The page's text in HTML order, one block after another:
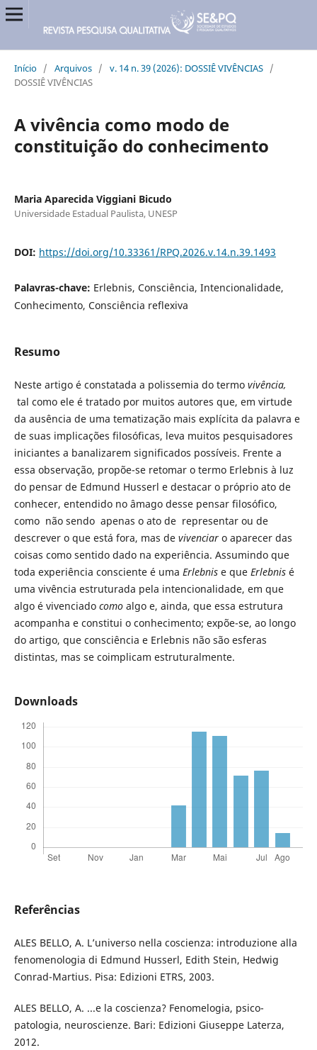
Início / Arquivos / v. 14 n. 39 (2026): DOSSIÊ VIVÊNCIAS /
DOSSIÊ VIVÊNCIAS
A vivência como modo de
constituição do conhecimento
Maria Aparecida Viggiani Bicudo
Universidade Estadual Paulista, UNESP
DOI: https://doi.org/10.33361/RPQ.2026.v.14.n.39.1493
Palavras-chave: Erlebnis, Consciência, Intencionalidade,
Conhecimento, Consciência reflexiva
Resumo
Neste artigo é constatada a polissemia do termo vivência,
tal como ele é tratado por muitos autores que, em virtude
da ausência de uma tematização mais explícita da palavra e
de suas implicações filosóficas, leva muitos pesquisadores
iniciantes a banalizarem significados possíveis. Frente a
essa observação, propõe-se retomar o termo Erlebnis à luz
do pensar de Edmund Husserl e destacar o próprio ato de
conhecer, entendido no âmago desse pensar filosófico,
como não sendo apenas o ato de representar ou de
descrever o que está fora, mas de vivenciar o aparecer das
coisas como sentido dado na experiência. Assumindo que
toda experiência consciente é uma Erlebnis e que Erlebnis é
uma vivência estruturada pela intencionalidade, em que
algo é vivenciado como algo e, ainda, que essa estrutura
acompanha e constitui o conhecimento; expõe-se, ao longo
do artigo, que consciência e Erlebnis não são esferas
distintas, mas se coimplicam estruturalmente.
Downloads
Referências
ALES BELLO, A. L’universo nella coscienza: introduzione alla
fenomenologia di Edmund Husserl, Edith Stein, Hedwig
Conrad-Martius. Pisa: Edizioni ETRS, 2003.
ALES BELLO, A. ...e la coscienza? Fenomelogia, psico-
patologia, neuroscienze. Bari: Edizioni Giuseppe Laterza,
2012.